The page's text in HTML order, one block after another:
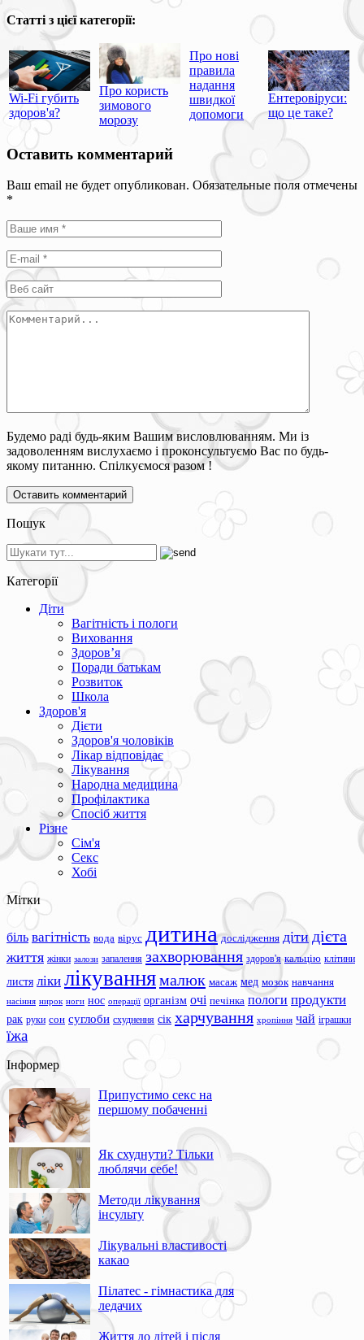
Статті з цієї категорії:
Wi-Fi губить
здоров'я?
Про користь
зимового
морозу
Про нові
правила
надання
швидкої
допомоги
Ентеровіруси:
що це таке?
Оставить комментарий
Ваш email не будет опубликован. Обязательные поля отмечены
*
Будемо раді будь-яким Вашим висловлюванням. Ми із
задоволенням вислухаємо і проконсультуємо Вас по будь-
якому питанню. Спілкуємося разом !
Пошук
Категорії
Діти
Вагітність і пологи
Виховання
Здоров’я
Поради батькам
Розвиток
Школа
Здоров'я
Дієти
Здоров'я чоловіків
Лікар відповідає
Лікування
Народна медицина
Профілактика
Спосіб життя
Різне
Сім'я
Секс
Хобі
Мітки
біль вагітність вода вірус дитина дослідження діти дієта
життя жінки залози запалення захворювання здоров'я кальцію клітини
листя ліки лікуваннямалюк масаж мед мозок навчання
насіння нирок ноги нос операції організм очі печінка пологи продукти
рак руки сон суглоби схуднення сік харчування хропіння чай іграшки
їжа
Інформер
Припустимо секс на
першому побаченні
Як схуднути? Тільки
люблячи себе!
Методи лікування
інсульту
Лікувальні властивості
какао
Пілатес - гімнастика для
ледачих
Життя до дітей і після